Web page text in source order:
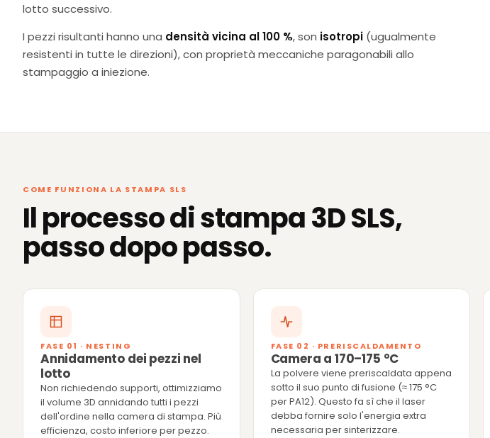
lotto successivo.
I pezzi risultanti hanno una densità vicina al 100 %, son isotropi (ugualmente
resistenti in tutte le direzioni), con proprietà meccaniche paragonabili allo
stampaggio a iniezione.
COME FUNZIONA LA STAMPA SLS
Il processo di stampa 3D SLS,
passo dopo passo.
FASE 01 · NESTING
Annidamento dei pezzi nel
lotto
Non richiedendo supporti, ottimizziamo
il volume 3D annidando tutti i pezzi
dell'ordine nella camera di stampa. Più
efficienza, costo inferiore per pezzo.
FASE 02 · PRERISCALDAMENTO
Camera a 170–175 °C
La polvere viene preriscaldata appena
sotto il suo punto di fusione (≈ 175 °C
per PA12). Questo fa sì che il laser
debba fornire solo l'energia extra
necessaria per sinterizzare.